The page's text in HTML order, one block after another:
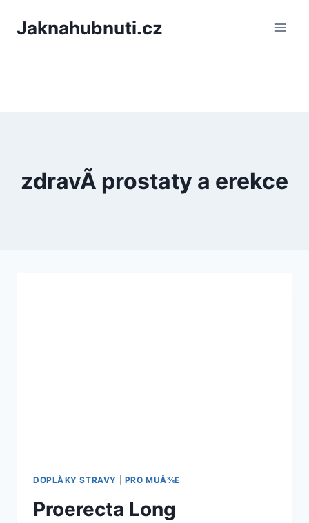
Jaknahubnuti.cz
zdravÃ­ prostaty a erekce
DOPLÅKY STRAVY PRO MUÅ¾E
Proerecta Long